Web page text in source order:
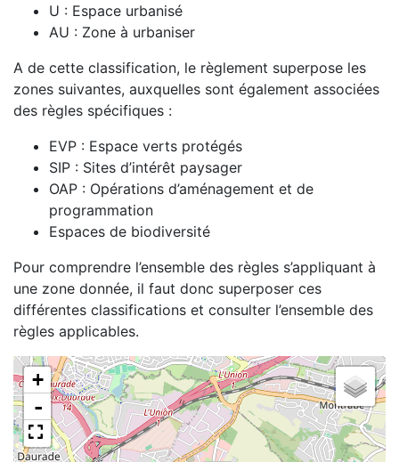
U : Espace urbanisé
AU : Zone à urbaniser
A de cette classification, le règlement superpose les
zones suivantes, auxquelles sont également associées
des règles spécifiques :
EVP : Espace verts protégés
SIP : Sites d’intérêt paysager
OAP : Opérations d’aménagement et de
programmation
Espaces de biodiversité
Pour comprendre l’ensemble des règles s’appliquant à
une zone donnée, il faut donc superposer ces
différentes classifications et consulter l’ensemble des
règles applicables.
+
-